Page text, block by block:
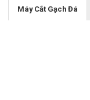
Máy Cắt Gạch Đá